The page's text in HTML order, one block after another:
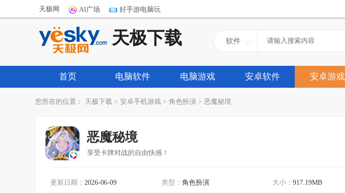
天极网 AI广场 好手游电脑玩
天极下载 软件
首页 电脑软件 电脑游戏 安卓软件 安卓游戏
您所在的位置： 天极下载 > 安卓手机游戏 > 角色扮演 > 恶魔秘境
恶魔秘境
享受卡牌对战的自由快感！
更新日期： 2026-06-09 类型： 角色扮演 大小：917.19MB